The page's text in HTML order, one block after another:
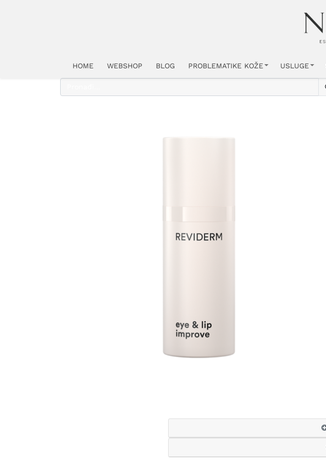
HOME WEBSHOP BLOG PROBLEMATIKE KOŽE USLUGE